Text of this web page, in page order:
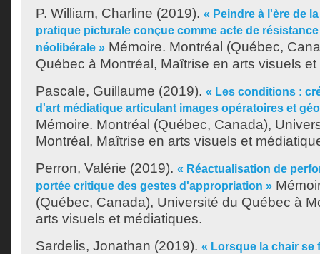
P. William, Charline (2019). « Peindre à l'ère de
pratique picturale conçue comme acte de
néolibérale » Mémoire. Montréal (Québec,
Québec à Montréal, Maîtrise en arts visuels
Pascale, Guillaume (2019). « Les conditions :
d'art médiatique articulant images opératoires et
Mémoire. Montréal (Québec, Canada),
Montréal, Maîtrise en arts visuels et
Perron, Valérie (2019). « Réactualisation de
portée critique des gestes d'appropriation »
(Québec, Canada), Université du Québec à
arts visuels et médiatiques.
Sardelis, Jonathan (2019). « Lorsque la chair se